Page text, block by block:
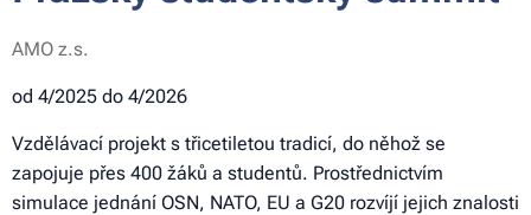
AMO z.s.
od 4/2025 do 4/2026
Vzdělávací projekt s třicetiletou tradicí, do něhož se
zapojuje přes 400 žáků a studentů. Prostřednictvím
simulace jednání OSN, NATO, EU a G20 rozvíjí jejich znalosti